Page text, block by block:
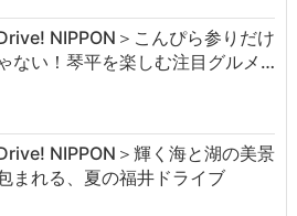
NIPPON＞こんぴら参りだけ
ない！琴平を楽しむ注目グルメ…
NIPPON＞輝く海と湖の美景
まれる、夏の福井ドライブ